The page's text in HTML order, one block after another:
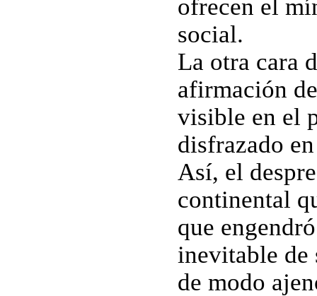
ofrecen el
social.
La otra cara
afirmación
visible en el
disfrazado
Así, el
continental
que
inevitable de
de modo